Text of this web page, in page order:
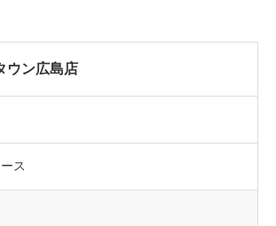
ウン広島店
ス